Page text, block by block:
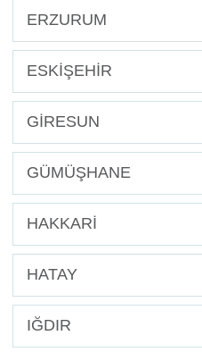
ERZURUM
ESKİŞEHİR
GİRESUN
GÜMÜŞHANE
HAKKARİ
HATAY
IĞDIR